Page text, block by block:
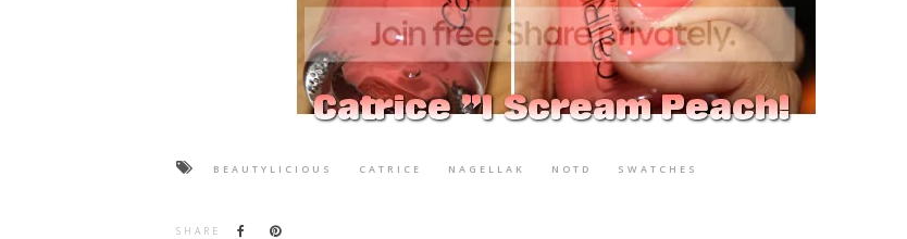
BEAUTYLICIOUS CATRICE NAGELLAK NOTD SWATCHES
SHARE